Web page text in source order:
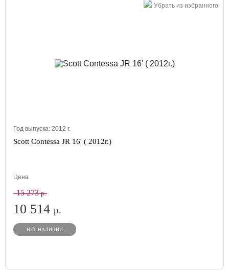
Убрать из избранного
Год выпуска: 2012 г.
Scott Contessa JR 16' ( 2012г.)
Цена
15 273р.
10 514 р.
НЕТ НАЛИЧИИ